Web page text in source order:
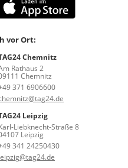
vor Ort:
Chemnitz
Rathaus 2
Chemnitz
371 6906600
Leipzig
Liebknecht-Straße 8
Leipzig
341 24250430